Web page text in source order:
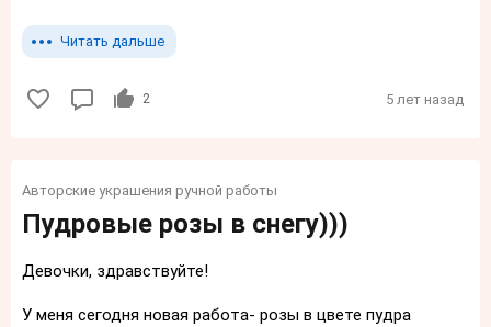
Читать дальше
2 5 лет назад
Авторские украшения ручной работы
Пудровые розы в снегу)))
Девочки, здравствуйте!
У меня сегодня новая работа- розы в цвете пудра